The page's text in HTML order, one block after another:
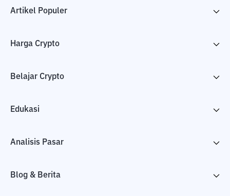
Artikel Populer
Harga Crypto
Belajar Crypto
Edukasi
Analisis Pasar
Blog & Berita